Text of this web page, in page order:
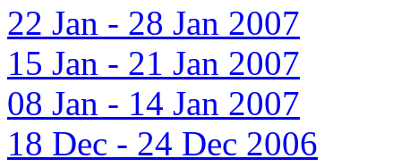
22 Jan - 28 Jan 2007
15 Jan - 21 Jan 2007
08 Jan - 14 Jan 2007
18 Dec - 24 Dec 2006